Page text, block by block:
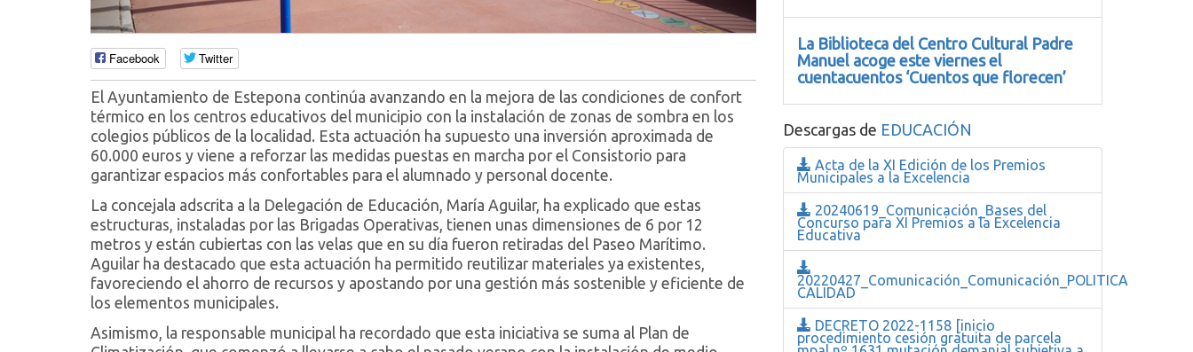
Facebook Twitter
El Ayuntamiento de Estepona continúa avanzando en la mejora de las condiciones de confort
térmico en los centros educativos del municipio con la instalación de zonas de sombra en los
colegios públicos de la localidad. Esta actuación ha supuesto una inversión aproximada de
60.000 euros y viene a reforzar las medidas puestas en marcha por el Consistorio para
garantizar espacios más confortables para el alumnado y personal docente.
La concejala adscrita a la Delegación de Educación, María Aguilar, ha explicado que estas
estructuras, instaladas por las Brigadas Operativas, tienen unas dimensiones de 6 por 12
metros y están cubiertas con las velas que en su día fueron retiradas del Paseo Marítimo.
Aguilar ha destacado que esta actuación ha permitido reutilizar materiales ya existentes,
favoreciendo el ahorro de recursos y apostando por una gestión más sostenible y eficiente de
los elementos municipales.
Asimismo, la responsable municipal ha recordado que esta iniciativa se suma al Plan de
La Biblioteca del Centro Cultural Padre
Manuel acoge este viernes el
cuentacuentos ‘Cuentos que florecen’
Descargas de EDUCACIÓN
Acta de la XI Edición de los Premios
Municipales a la Excelencia
20240619_Comunicación_Bases del
Concurso para XI Premios a la Excelencia
Educativa
20220427_Comunicación_Comunicación_POLITICA
CALIDAD
DECRETO 2022-1158 [inicio
procedimiento cesión gratuita de parcela